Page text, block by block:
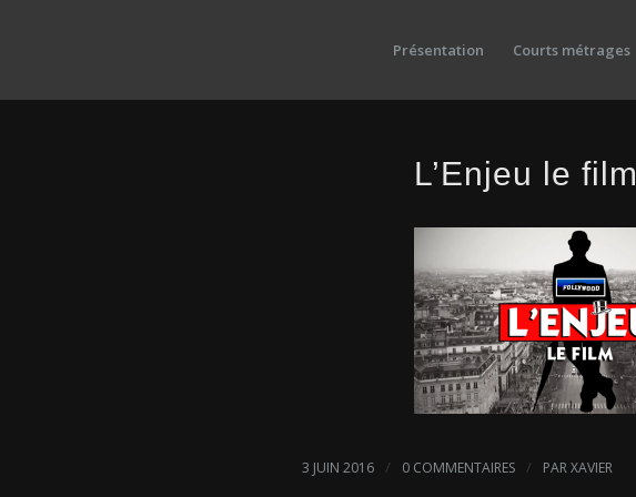
Présentation Courts métrages
L’Enjeu le film
3 JUIN 2016 / 0 COMMENTAIRES / PARXAVIER